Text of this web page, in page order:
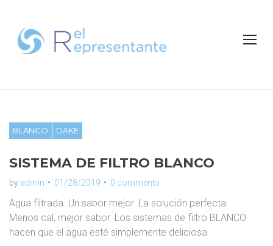
BLANCO DAKE
SISTEMA DE FILTRO BLANCO
by admin 01/28/2019 0 comments
Agua filtrada. Un sabor mejor. La solución perfecta.
Menos cal, mejor sabor: Los sistemas de filtro BLANCO
hacen que el agua esté simplemente deliciosa.